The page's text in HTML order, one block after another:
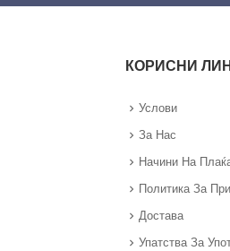
КОРИСНИ
Услови
За Нас
Начини На
Политика За
Достава
Упатства За